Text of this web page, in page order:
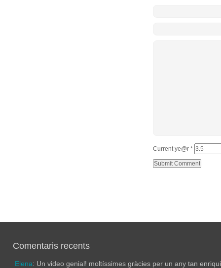
Current ye@r *
Comentaris recents
Elena: Un video genial! moltíssimes gràcies per un any tan